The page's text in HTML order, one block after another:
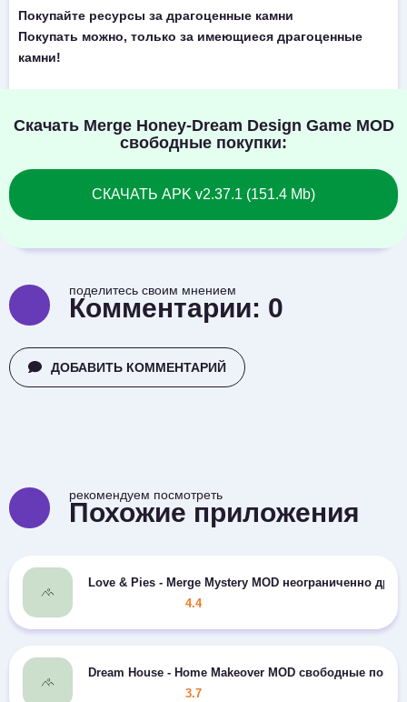
Покупайте ресурсы за драгоценные камни
Покупать можно, только за имеющиеся драгоценные
камни!
Скачать Merge Honey-Dream Design Game MOD
свободные покупки:
СКАЧАТЬ APK v2.37.1 (151.4 Mb)
поделитесь своим мнением
Комментарии: 0
ДОБАВИТЬ КОММЕНТАРИЙ
рекомендуем посмотреть
Похожие приложения
Love & Pies - Merge Mystery MOD неограниченно
4.4
Dream House - Home Makeover MOD свободные
3.7